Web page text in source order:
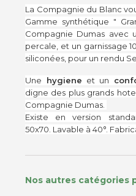
La Compagnie du Blanc
Gamme synthétique "
Compagnie Dumas avec
percale, et un garnissage
siliconées, pour un rendu
Une hygiene et un
digne des plus grands
Compagnie Dumas.
Existe en version
50x70. Lavable à 40°.
Nos autres catégories